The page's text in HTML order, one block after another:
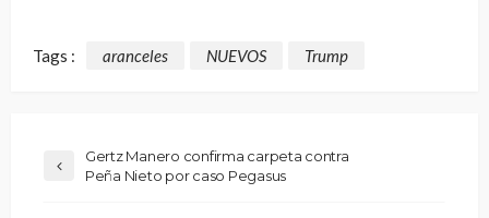
Tags : aranceles NUEVOS Trump
Gertz Manero confirma carpeta contra
Peña Nieto por caso Pegasus